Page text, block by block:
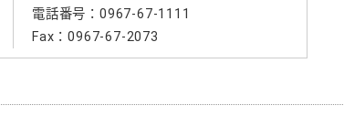
電話番号：0967-67-1111
Fax：0967-67-2073